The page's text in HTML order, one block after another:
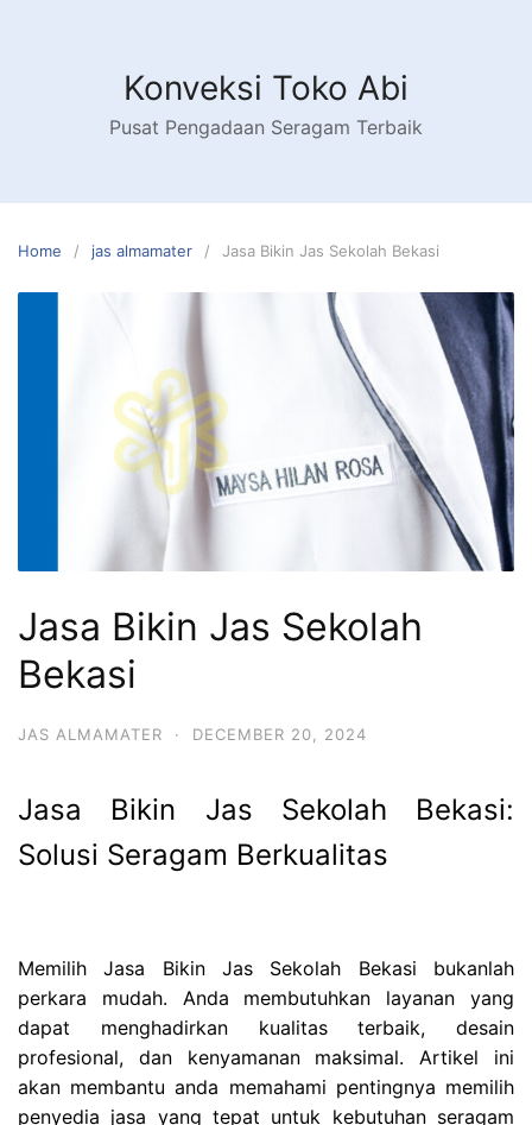
Konveksi Toko Abi
Pusat Pengadaan Seragam Terbaik
Home jas almamater Jasa Bikin Jas Sekolah Bekasi
Jasa Bikin Jas Sekolah
Bekasi
JAS ALMAMATER · DECEMBER 20, 2024
Jasa Bikin Jas Sekolah Bekasi:
Solusi Seragam Berkualitas
Memilih Jasa Bikin Jas Sekolah Bekasi bukanlah
perkara mudah. Anda membutuhkan layanan yang
dapat menghadirkan kualitas terbaik, desain
profesional, dan kenyamanan maksimal. Artikel ini
akan membantu anda memahami pentingnya memilih
penyedia jasa yang tepat untuk kebutuhan seragam